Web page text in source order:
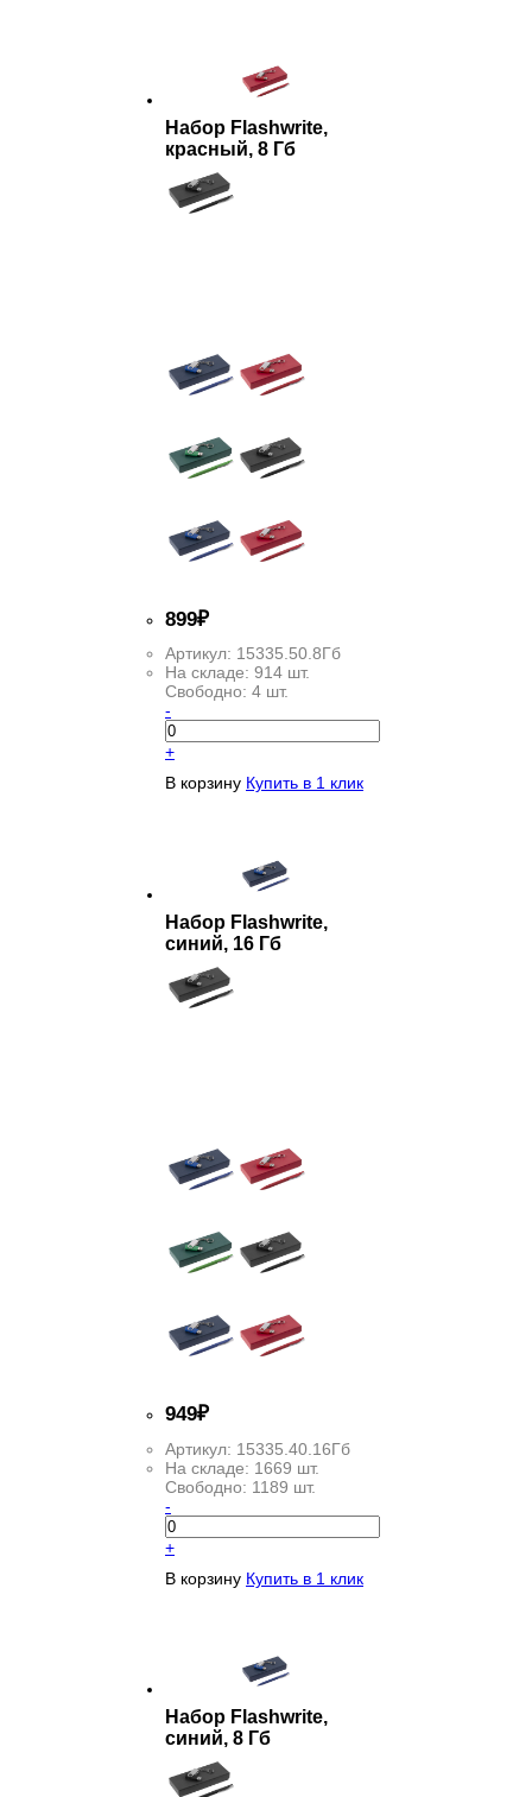
Набор Flashwrite,
красный, 8 Гб
899₽
Артикул: 15335.50.8Гб
На складе: 914 шт.
Свободно: 4 шт.
-
+
В корзину Купить в 1 клик
Набор Flashwrite,
синий, 16 Гб
949₽
Артикул: 15335.40.16Гб
На складе: 1669 шт.
Свободно: 1189 шт.
-
+
В корзину Купить в 1 клик
Набор Flashwrite,
синий, 8 Гб